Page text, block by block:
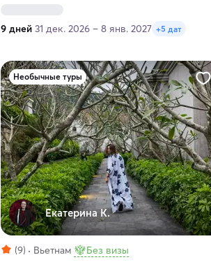
9 дней 31 дек. 2026 – 8 янв. 2027 +5 дат
Необычные туры
Екатерина К.
(9) Вьетнам Без визы